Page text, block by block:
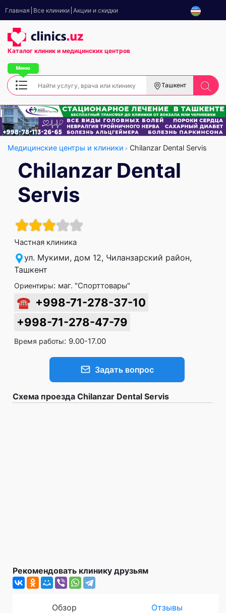
Главная Все клиники Акции и скидки
Каталог клиник и медицинских центров
Ташкент
Медицинские центры и клиники Chilanzar Dental Servis
Chilanzar Dental
Servis
Частная клиника
ул. Мукими, дом 12, Чиланзарский район,
Ташкент
Ориентиры: маг. "Спорттовары"
☎ +998-71-278-37-10
+998-71-278-47-79
Время работы: 9.00-17.00
Задать вопрос
Схема проезда Chilanzar Dental Servis
Рекомендовать клинику друзьям
Обзор Отзывы